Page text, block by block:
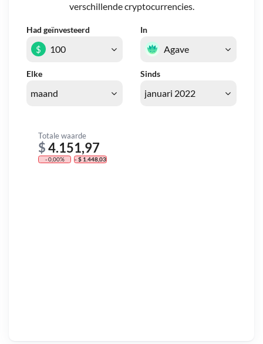
verschillende cryptocurrencies.
Had geïnvesteerd In
Elke Sinds
$
Totale waarde
$4.151,97
- 0,00% - $ 1.448,03